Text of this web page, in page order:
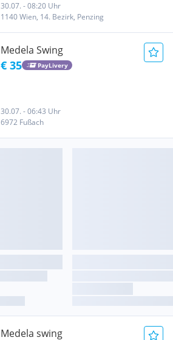
30.07. - 08:20 Uhr
1140 Wien, 14. Bezirk, Penzing
Medela Swing
€ 35 PayLivery
30.07. - 06:43 Uhr
6972 Fußach
Medela swing